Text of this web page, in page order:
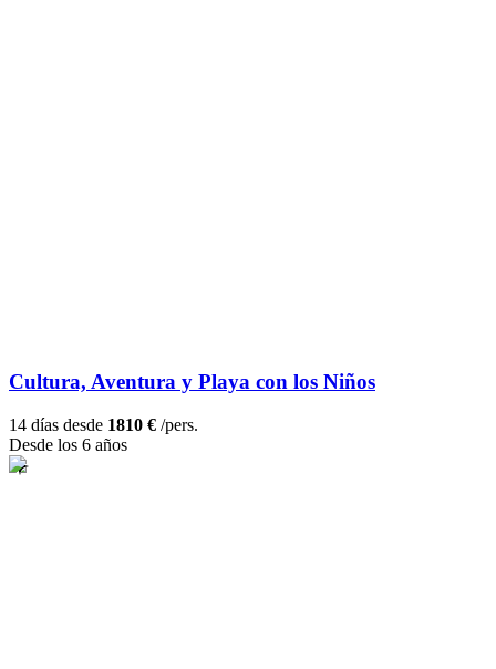
Cultura, Aventura y Playa con los Niños
14 días desde 1810 € /pers.
Desde los 6 años